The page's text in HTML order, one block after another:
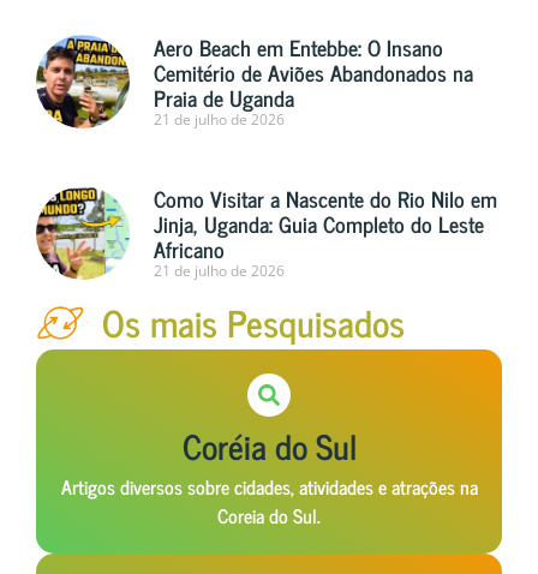
Aero Beach em Entebbe: O Insano
Cemitério de Aviões Abandonados na
Praia de Uganda
21 de julho de 2026
Como Visitar a Nascente do Rio Nilo em
Jinja, Uganda: Guia Completo do Leste
Africano
21 de julho de 2026
Os mais Pesquisados
Coréia do Sul
Artigos diversos sobre cidades, atividades e atrações na
Coreia do Sul.